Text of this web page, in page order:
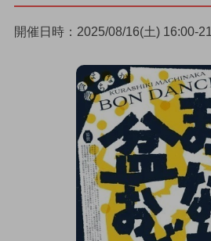
開催日時：2025/08/16(土) 16:00-